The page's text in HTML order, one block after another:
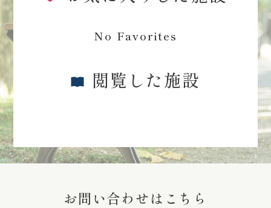
No Favorites
閲覧した施設
お問い合わせはこちら